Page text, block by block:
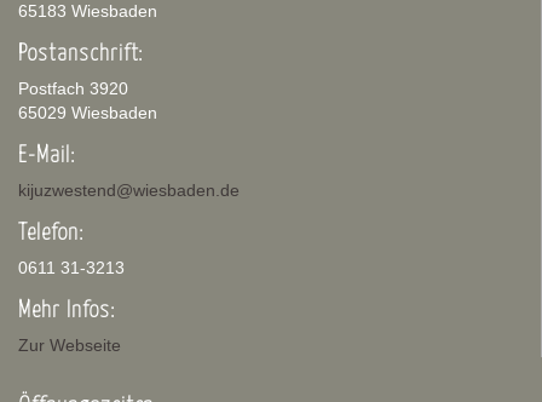
65183 Wiesbaden
Postanschrift:
Postfach 3920
65029 Wiesbaden
E-Mail:
kijuzwestend@wiesbaden.de
Telefon:
0611 31-3213
Mehr Infos:
Zur Webseite